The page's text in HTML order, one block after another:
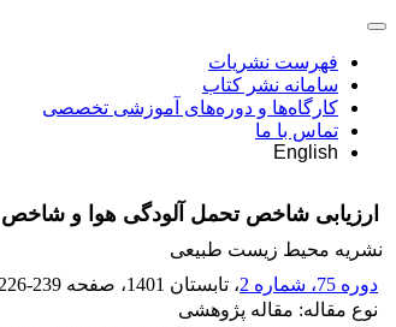
فهرست نشریات
سامانه نشر کتاب
کارگاه‌ها و دوره‌های آموزشی تخصصی
تماس با ما
English
ارزیابی شاخص تحمل آلودگی هوا و شاخص
نشریه محیط زیست طبیعی
دوره 75، شماره 2
، تابستان 1401 ، صفحه 226-239
نوع مقاله: مقاله پژوهشی